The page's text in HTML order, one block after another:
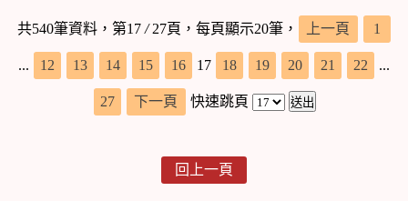
共540筆資料，第17/27頁，每頁顯示20筆， 上一頁 1
... 12 13 14 15 16 17 18 19 20 21 22 ...
27 下一頁 快速跳頁
回上一頁